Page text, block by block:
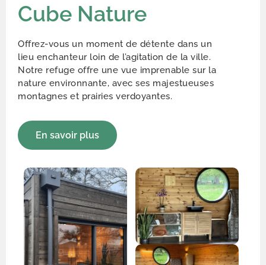
Cube Nature
Offrez-vous un moment de détente dans un
lieu enchanteur loin de l’agitation de la ville.
Notre refuge offre une vue imprenable sur la
nature environnante, avec ses majestueuses
montagnes et prairies verdoyantes.
En savoir plus